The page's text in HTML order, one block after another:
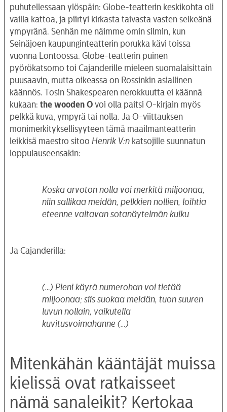
puhutellessaan ylöspäin: Globe-teatterin keskikohta oli
vailla kattoa, ja piirtyi kirkasta taivasta vasten selkeänä
ympyränä. Senhän me näimme omin silmin, kun
Seinäjoen kaupunginteatterin porukka kävi toissa
vuonna Lontoossa. Globe-teatterin puinen
pyörökatsomo toi Cajanderille mieleen suomalaisittain
puusaavin, mutta oikeassa on Rossinkin asiallinen
käännös. Tosin Shakespearen nerokkuutta ei käännä
kukaan: the wooden O voi olla paitsi O-kirjain myös
pelkkä kuva, ympyrä tai nolla. Ja O-viittauksen
monimerkityksellisyyteen tämä maailmanteatterin
leikkisä maestro sitoo Henrik V:n katsojille suunnatun
loppulauseensakin:
Koska arvoton nolla voi merkitä miljoonaa,
niin sallikaa meidän, pelkkien nollien, loihtia
eteenne valtavan sotanäytelmän kulku
Ja Cajanderilla:
(…) Pieni käyrä numerohan voi tietää
miljoonaa; siis suokaa meidän, tuon suuren
luvun nollain, vaikutella
kuvitusvoimahanne (…)
Mitenkähän kääntäjät muissa
kielissä ovat ratkaisseet
nämä sanaleikit? Kertokaa